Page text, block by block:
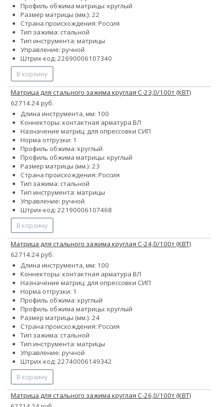
Профиль обжима матрицы: круглый
Размер матрицы (мм.): 22
Страна происхождения: Россия
Тип зажима: стальной
Тип инструмента: матрицы
Управление: ручной
Штрих-код: 22690006107340
В корзину
Матрица для стального зажима круглая С-23,0/100т (КВТ)
62714.24 руб.
Длина инструмента, мм: 100
Коннекторы: контактная арматура ВЛ
Назначение матриц: для опрессовки СИП
Норма отгрузки: 1
Профиль обжима: круглый
Профиль обжима матрицы: круглый
Размер матрицы (мм.): 23
Страна происхождения: Россия
Тип зажима: стальной
Тип инструмента: матрицы
Управление: ручной
Штрих-код: 22190006107468
В корзину
Матрица для стального зажима круглая С-24,0/100т (КВТ)
62714.24 руб.
Длина инструмента, мм: 100
Коннекторы: контактная арматура ВЛ
Назначение матриц: для опрессовки СИП
Норма отгрузки: 1
Профиль обжима: круглый
Профиль обжима матрицы: круглый
Размер матрицы (мм.): 24
Страна происхождения: Россия
Тип зажима: стальной
Тип инструмента: матрицы
Управление: ручной
Штрих-код: 22740006149342
В корзину
Матрица для стального зажима круглая С-26,0/100т (КВТ)